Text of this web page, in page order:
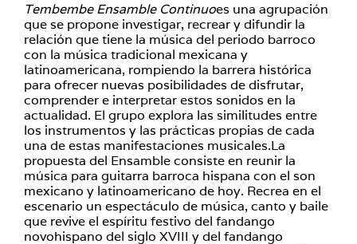
Tembembe Ensamble Continuoes una agrupación
que se propone investigar, recrear y difundir la
relación que tiene la música del periodo barroco
con la música tradicional mexicana y
latinoamericana, rompiendo la barrera histórica
para ofrecer nuevas posibilidades de disfrutar,
comprender e interpretar estos sonidos en la
actualidad. El grupo explora las similitudes entre
los instrumentos y las prácticas propias de cada
una de estas manifestaciones musicales.La
propuesta del Ensamble consiste en reunir la
música para guitarra barroca hispana con el son
mexicano y latinoamericano de hoy. Recrea en el
escenario un espectáculo de música, canto y baile
que revive el espíritu festivo del fandango
novohispano del siglo XVIII y del fandango